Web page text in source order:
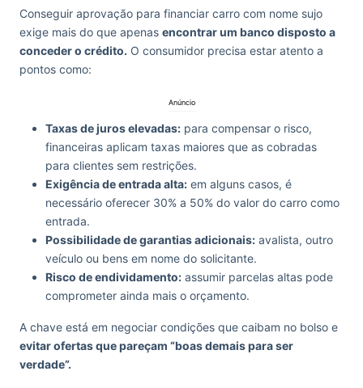
Conseguir aprovação para financiar carro com nome sujo
exige mais do que apenas encontrar um banco disposto a
conceder o crédito. O consumidor precisa estar atento a
pontos como:
Anúncio
Taxas de juros elevadas: para compensar o risco,
financeiras aplicam taxas maiores que as cobradas
para clientes sem restrições.
Exigência de entrada alta: em alguns casos, é
necessário oferecer 30% a 50% do valor do carro como
entrada.
Possibilidade de garantias adicionais: avalista, outro
veículo ou bens em nome do solicitante.
Risco de endividamento: assumir parcelas altas pode
comprometer ainda mais o orçamento.
A chave está em negociar condições que caibam no bolso e
evitar ofertas que pareçam “boas demais para ser
verdade”.